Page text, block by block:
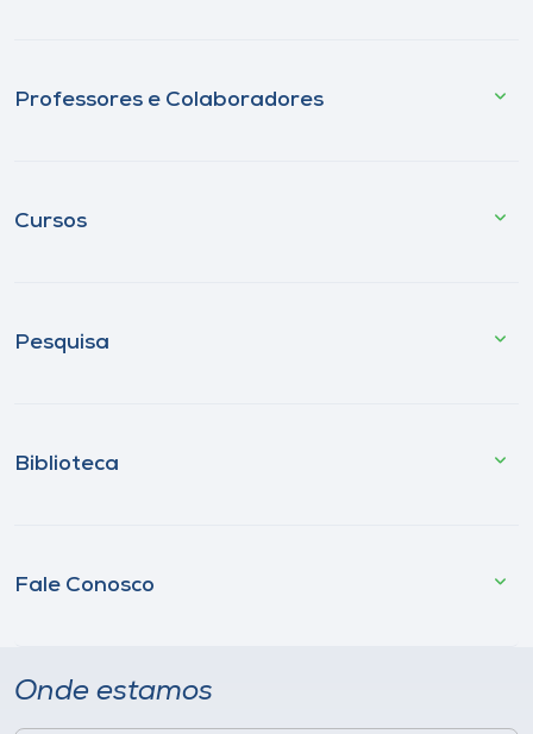
Professores e Colaboradores
Cursos
Pesquisa
Biblioteca
Fale Conosco
Onde estamos